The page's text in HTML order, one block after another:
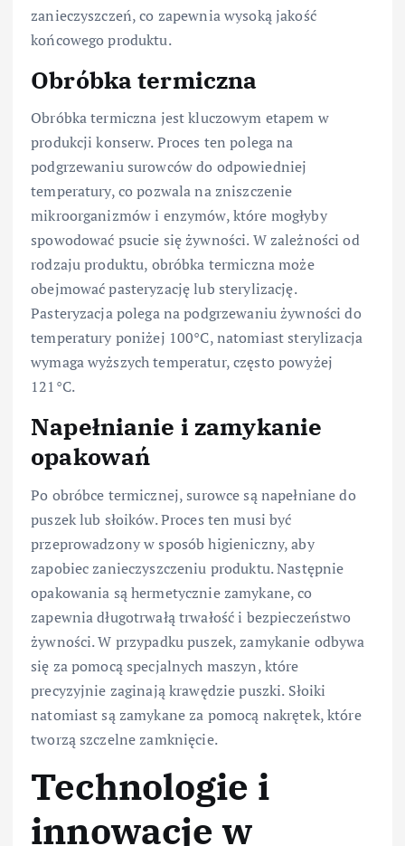
zanieczyszczeń, co zapewnia wysoką jakość
końcowego produktu.
Obróbka termiczna
Obróbka termiczna jest kluczowym etapem w
produkcji konserw. Proces ten polega na
podgrzewaniu surowców do odpowiedniej
temperatury, co pozwala na zniszczenie
mikroorganizmów i enzymów, które mogłyby
spowodować psucie się żywności. W zależności od
rodzaju produktu, obróbka termiczna może
obejmować pasteryzację lub sterylizację.
Pasteryzacja polega na podgrzewaniu żywności do
temperatury poniżej 100°C, natomiast sterylizacja
wymaga wyższych temperatur, często powyżej
121°C.
Napełnianie i zamykanie
opakowań
Po obróbce termicznej, surowce są napełniane do
puszek lub słoików. Proces ten musi być
przeprowadzony w sposób higieniczny, aby
zapobiec zanieczyszczeniu produktu. Następnie
opakowania są hermetycznie zamykane, co
zapewnia długotrwałą trwałość i bezpieczeństwo
żywności. W przypadku puszek, zamykanie odbywa
się za pomocą specjalnych maszyn, które
precyzyjnie zaginają krawędzie puszki. Słoiki
natomiast są zamykane za pomocą nakrętek, które
tworzą szczelne zamknięcie.
Technologie i
innowacje w